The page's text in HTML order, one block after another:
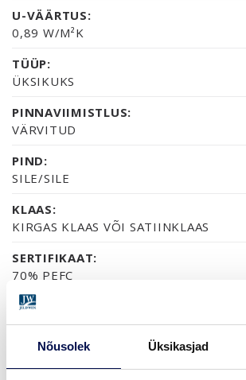
Nõusolek Üksikasjad
U-VÄÄRTUS:
0,89 W/M²K
TÜÜP:
ÜKSIKUKS
PINNAVIIMISTLUS:
VÄRVITUD
PIND:
SILE/SILE
KLAAS:
KIRGAS KLAAS VÕI SATIINKLAAS
SERTIFIKAAT:
70% PEFC
GARANTII:
2-AASTANE TOOTEGARANTII